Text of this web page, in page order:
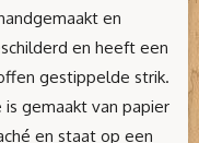
en
en heeft een
gestippelde strik.
is gemaakt van papier
en staat op een